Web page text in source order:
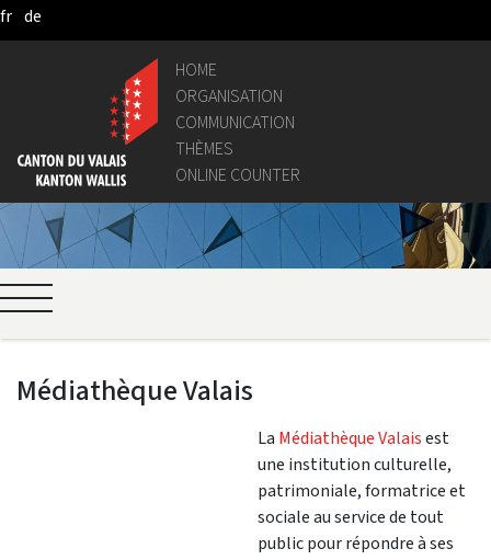
Pular para o Conteúdo principal
fr de
HOME
ORGANISATION
COMMUNICATION
THÈMES
ONLINE COUNTER
Médiathèque Valais
La Médiathèque Valaisest
une institution culturelle,
patrimoniale, formatrice et
sociale au service de tout
public pour répondre à ses